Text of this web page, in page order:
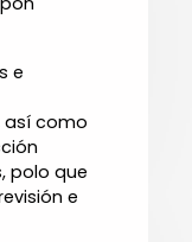
e
así como
polo que
e